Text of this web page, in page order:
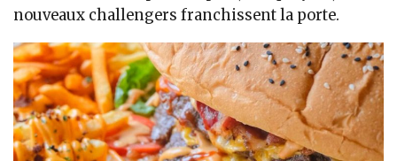
nouveaux challengers franchissent la porte.